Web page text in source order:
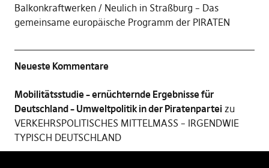
Balkonkraftwerken
Neulich in Straßburg – Das
gemeinsame europäische Programm der PIRATEN
Neueste Kommentare
Mobilitätsstudie – ernüchternde Ergebnisse für
Deutschland – Umweltpolitik in der Piratenpartei zu
VERKEHRSPOLITISCHES MITTELMASS – IRGENDWIE
TYPISCH DEUTSCHLAND